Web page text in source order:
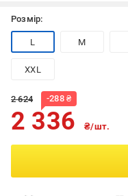
Розмір:
L M
XXL
2 624 -288₴
2 336 ₴/шт.